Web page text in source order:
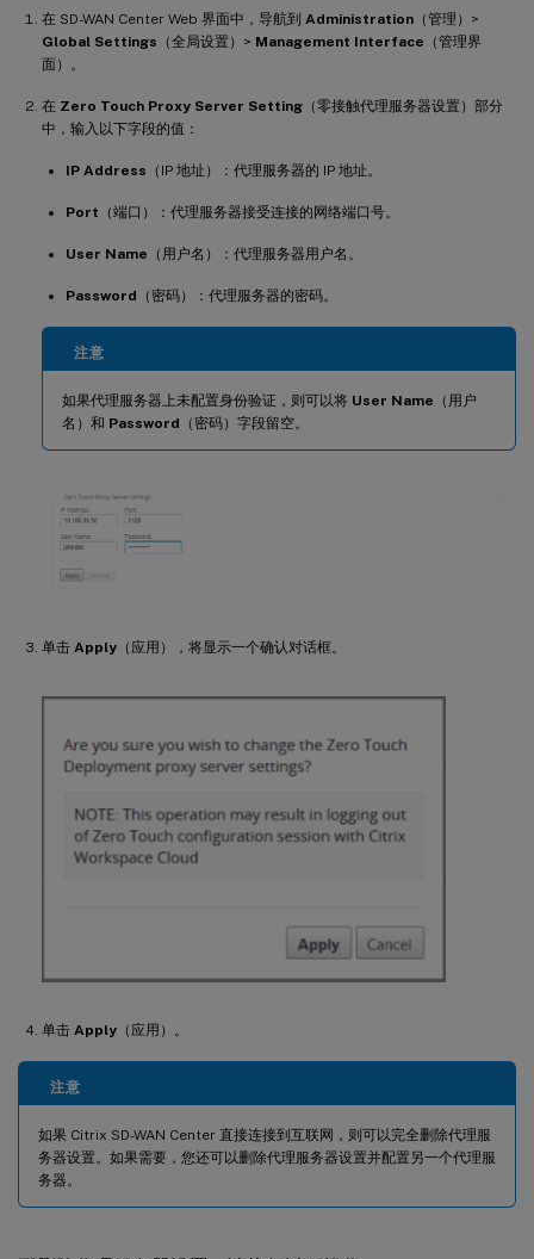
在 SD-WAN Center Web 界面中，导航到 Administration （管理）>
Global Settings （全局设置）> Management Interface （管理界
面）。
在 Zero Touch Proxy Server Setting （零接触代理服务器设置）部分
中，输入以下字段的值：
IP Address （IP 地址）：代理服务器的 IP 地址。
Port （端口）：代理服务器接受连接的网络端口号。
User Name （用户名）：代理服务器用户名。
Password （密码）：代理服务器的密码。
注意
如果代理服务器上未配置身份验证，则可以将 User Name （用户
名）和 Password （密码）字段留空。
单击 Apply （应用），将显示一个确认对话框。
单击 Apply （应用）。
注意
如果 Citrix SD-WAN Center 直接连接到互联网，则可以完全删除代理服
务器设置。如果需要，您还可以删除代理服务器设置并配置另一个代理服
务器。